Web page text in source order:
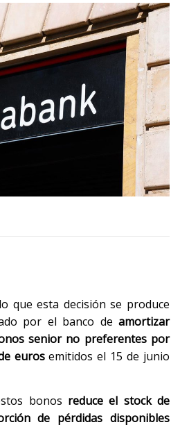
que esta decisión se produce
por el banco de amortizar
senior no preferentes por
eurosemitidos el 15 de junio
bonos reduce el stock de
de pérdidas disponibles